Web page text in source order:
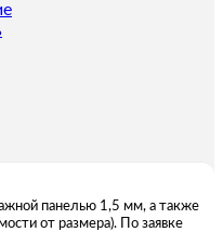
панелью 1,5 мм, а также
от размера). По заявке